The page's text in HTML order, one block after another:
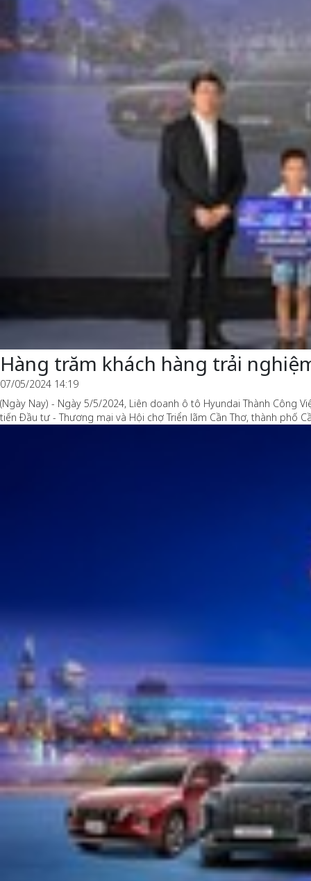
Hàng trăm khách hàng trải
07/05/2024 14:19
(Ngày Nay) - Ngày 5/5/2024, Liên doanh ô tô Hyundai Thành Công
tiến Đầu tư - Thương mại và Hội chợ Triển lãm Cần Thơ, thành phố